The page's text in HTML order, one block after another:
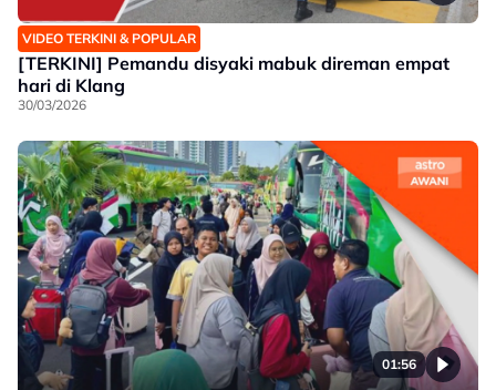
VIDEO TERKINI & POPULAR
[TERKINI] Pemandu disyaki mabuk direman empat
hari di Klang
30/03/2026
01:56